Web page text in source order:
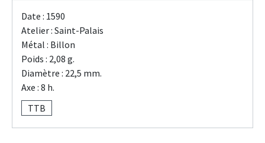
Date : 1590
Atelier : Saint-Palais
Métal : Billon
Poids : 2,08 g.
Diamètre : 22,5 mm.
Axe : 8 h.
TTB